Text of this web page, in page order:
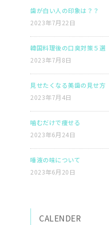
歯が白い人の印象は？？
2023年7月22日
韓国料理後の口臭対策５選
2023年7月8日
見せたくなる美歯の見せ方
2023年7月4日
噛むだけで痩せる
2023年6月24日
唾液の味について
2023年6月20日
CALENDER